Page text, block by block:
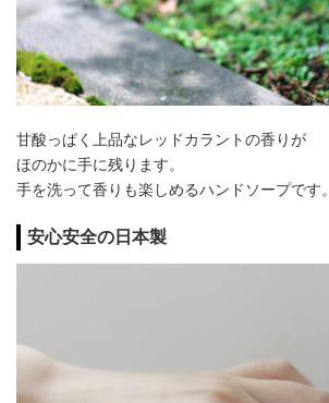
甘酸っぱく上品なレッドカラントの香りが
ほのかに手に残ります。
手を洗って香りも楽しめるハンドソープです。
安心安全の日本製